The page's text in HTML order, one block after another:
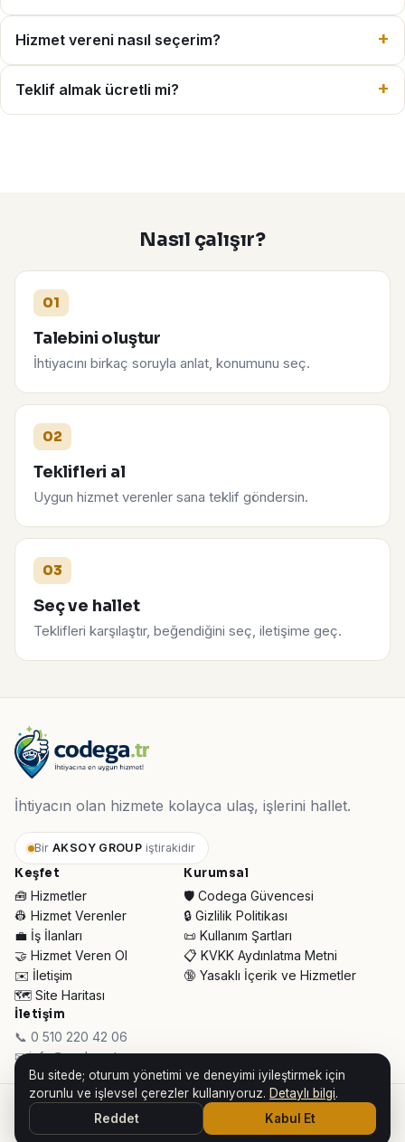
Hizmet vereni nasıl seçerim?
Teklif almak ücretli mi?
Nasıl çalışır?
01
Talebini oluştur
İhtiyacını birkaç soruyla anlat, konumunu seç.
02
Teklifleri al
Uygun hizmet verenler sana teklif göndersin.
03
Seç ve hallet
Teklifleri karşılaştır, beğendiğini seç, iletişime geç.
İhtiyacın olan hizmete kolayca ulaş, işlerini hallet.
Bir AKSOY GROUP iştirakidir
Keşfet
🧰 Hizmetler
👷 Hizmet Verenler
💼 İş İlanları
🤝 Hizmet Veren Ol
✉️ İletişim
🗺️ Site Haritası
Kurumsal
🛡️ Codega Güvencesi
🔒 Gizlilik Politikası
📜 Kullanım Şartları
📋 KVKK Aydınlatma Metni
🔞 Yasaklı İçerik ve Hizmetler
İletişim
📞 0 510 220 42 06
✉ info@codega.tr
© 2026 Codega Hizmet Pazaryeri ·
AKSOY GROUP iştirakidir
👥 Toplam Ziyaretçi:30.948 · Bugün:127
Bu sitede; oturum yönetimi ve deneyimi iyileştirmek için
zorunlu ve işlevsel çerezler kullanıyoruz. Detaylı bilgi.
Reddet
Kabul Et